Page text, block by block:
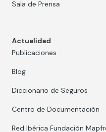
Sala de Prensa
Actualidad
Publicaciones
Blog
Diccionario de Seguros
Centro de Documentación
Red Ibérica Fundación